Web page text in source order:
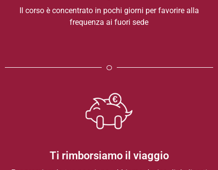
Il corso è concentrato in pochi giorni per favorire alla
frequenza ai fuori sede
Ti rimborsiamo il viaggio